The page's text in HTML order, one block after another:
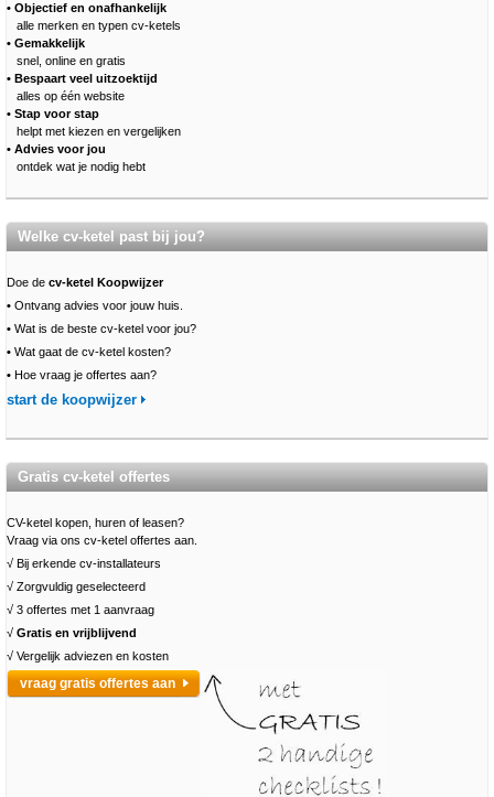
• Objectief en onafhankelijk
alle merken en typen cv-ketels
• Gemakkelijk
snel, online en gratis
• Bespaart veel uitzoektijd
alles op één website
• Stap voor stap
helpt met kiezen en vergelijken
• Advies voor jou
ontdek wat je nodig hebt
Welke cv-ketel past bij jou?
Doe de cv-ketel Koopwijzer
• Ontvang advies voor jouw huis.
• Wat is de beste cv-ketel voor jou?
• Wat gaat de cv-ketel kosten?
• Hoe vraag je offertes aan?
start de koopwijzer
Gratis cv-ketel offertes
CV-ketel kopen, huren of leasen?
Vraag via ons cv-ketel offertes aan.
√ Bij erkende cv-installateurs
√ Zorgvuldig geselecteerd
√ 3 offertes met 1 aanvraag
√ Gratis en vrijblijvend
√ Vergelijk adviezen en kosten
vraag gratis offertes aan